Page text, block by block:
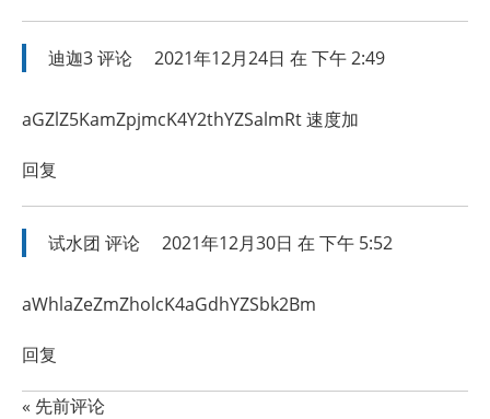
迪迦3评论 2021年12月24日 在 下午 2:49
aGZlZ5KamZpjmcK4Y2thYZSalmRt 速度加
回复
试水团 评论 2021年12月30日 在 下午 5:52
aWhlaZeZmZholcK4aGdhYZSbk2Bm
回复
« 先前评论